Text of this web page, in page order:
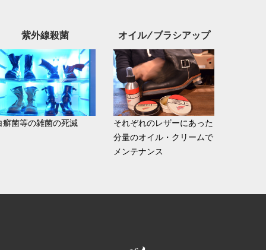
紫外線殺菌
癬菌等の雑菌の死滅
オイル/ブラシアップ
それぞれのレザーにあった
分量のオイル・クリームで
メンテナンス